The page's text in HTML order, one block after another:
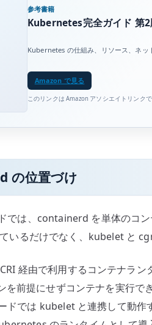
参考書籍
Kubernetes完全ガイド 第2
Kubernetes の仕組み、リソース、ネッ
Amazon で見る
このリンクは Amazon アソシエイトリンクで
の位置づけ
では、containerd を単体のコン
いるだけでなく、kubelet と
経由で利用するコンテナラン
を前提にせずコンテナを実行で
ドでは kubelet と連携して動作